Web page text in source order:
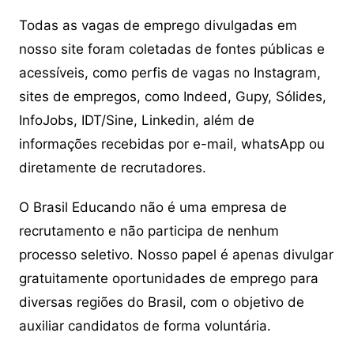
Todas as vagas de emprego divulgadas em
nosso site foram coletadas de fontes públicas e
acessíveis, como perfis de vagas no Instagram,
sites de empregos, como Indeed, Gupy, Sólides,
InfoJobs, IDT/Sine, Linkedin, além de
informações recebidas por e-mail, whatsApp ou
diretamente de recrutadores.
O Brasil Educando não é uma empresa de
recrutamento e não participa de nenhum
processo seletivo. Nosso papel é apenas divulgar
gratuitamente oportunidades de emprego para
diversas regiões do Brasil, com o objetivo de
auxiliar candidatos de forma voluntária.